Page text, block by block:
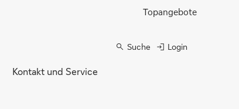
Topangebote
Suche Login
Kontakt und Service